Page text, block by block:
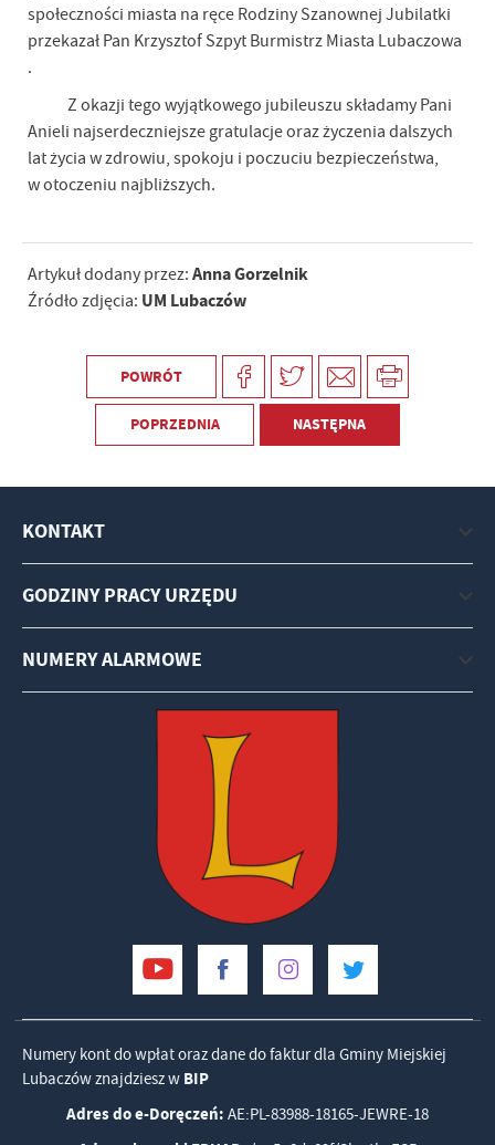
społeczności miasta na ręce Rodziny Szanownej Jubilatki
przekazał Pan Krzysztof Szpyt Burmistrz Miasta Lubaczowa
.
Z okazji tego wyjątkowego jubileuszu składamy Pani
Anieli najserdeczniejsze gratulacje oraz życzenia dalszych
lat życia w zdrowiu, spokoju i poczuciu bezpieczeństwa,
w otoczeniu najbliższych.
Artykuł dodany przez: Anna Gorzelnik
Źródło zdjęcia: UM Lubaczów
POWRÓT
POPRZEDNIA NASTĘPNA
KONTAKT
GODZINY PRACY URZĘDU
NUMERY ALARMOWE
Numery kont do wpłat oraz dane do faktur dla Gminy Miejskiej
Lubaczów znajdziesz w BIP
Adres do e-Doręczeń: AE:PL-83988-18165-JEWRE-18